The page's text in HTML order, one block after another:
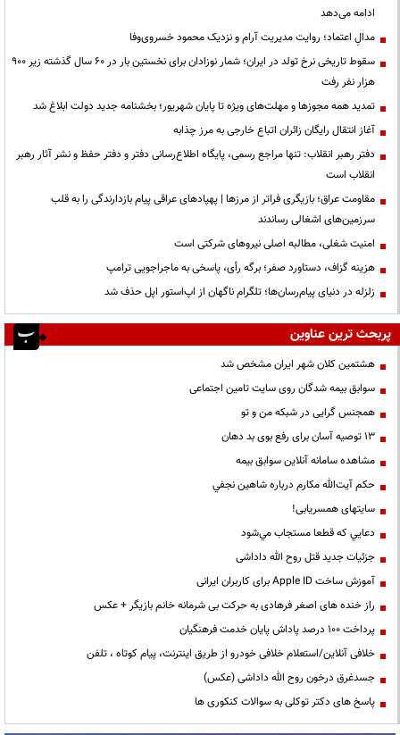
ادامه می‌دهد
مدالِ اعتماد؛ روایت مدیریت آرام و نزدیک محمود خسروی‌وفا
سقوط تاریخی نرخ تولد در ایران؛ شمار نوزادان برای نخستین بار در ۶۰ سال گذشته زیر ۹۰۰
هزار نفر رفت
تمدید همه مجوزها و مهلت‌های ویژه تا پایان شهریور؛ بخشنامه جدید دولت ابلاغ شد
آغاز انتقال رایگان زائران اتباع خارجی به مرز چذابه
دفتر رهبر انقلاب: تنها مراجع رسمی، پایگاه اطلاع‌رسانی دفتر و دفتر حفظ و نشر آثار رهبر
انقلاب است
مقاومت عراق؛ بازیگری فراتر از مرزها | پهپادهای عراقی پیام بازدارندگی را به قلب
سرزمین‌های اشغالی رساندند
‌امنیت شغلی، مطالبه اصلی نیروهای شرکتی است
هزینه گزاف، دستاورد صفر؛ برگه رأی، پاسخی به ماجراجویی ترامپ
زلزله در دنیای پیام‌رسان‌ها؛ تلگرام ناگهان از اپ‌استور اپل حذف شد
پربحث ترین عناوین
هشتمین کلان شهر ایران مشخص شد
سوابق بیمه شدگان روی سایت تامین اجتماعی
همجنس گرایی در شبکه من و تو
13 توصیه آسان برای رفع بوی بد دهان
مشاهده سامانه آنلاين سوابق بیمه
حكم آيت‌الله مكارم درباره شاهين نجفي
سایتهای همسریابی!
دعايي كه قطعا مستجاب مي‌شود
جزئیات جدید قتل روح الله داداشی
آموزش ساخت Apple ID برای کاربران ایرانی
راز خنده های اصغر فرهادی به حرکت بی شرمانه خانم بازیگر + عکس
پرداخت ۱۰۰ درصد پاداش پایان خدمت فرهنگیان
خلافی آنلاین/استعلام خلافی خودرو از طریق اینترنت، پیام کوتاه ، تلفن
جسدغرق درخون روح الله داداشی (عکس)
پاسخ های دکتر توکلی به سوالات کنکوری ها